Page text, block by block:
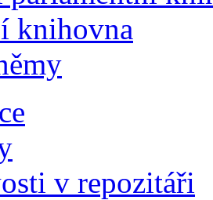
knihovna
v repozitáři